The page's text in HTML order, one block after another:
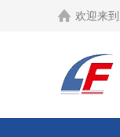
欢迎来到